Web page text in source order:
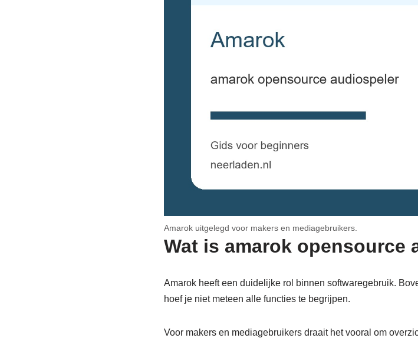
Amarok uitgelegd voor makers en mediagebruikers.
Wat is amarok opensource
Amarok heeft een duidelijke rol binnen softwaregebruik.
hoef je niet meteen alle functies te begrijpen.
Voor makers en mediagebruikers draait het vooral om